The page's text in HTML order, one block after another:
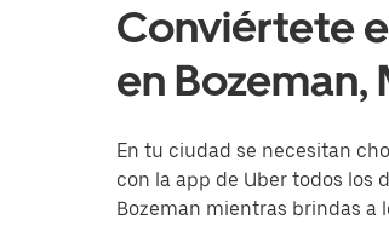
Conviértete
en Bozeman,
En tu ciudad se necesitan
con la app de Uber todos los
Bozeman mientras brindas a